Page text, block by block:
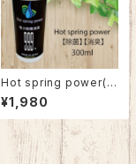
Hot spring power(1
本)
¥1,980